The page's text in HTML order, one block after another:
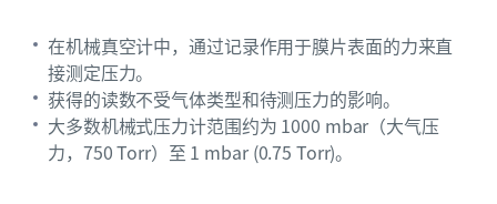
在机械真空计中，通过记录作用于膜片表面的力来直
接测定压力。
获得的读数不受气体类型和待测压力的影响。
大多数机械式压力计范围约为 1000 mbar（大气压
力，750 Torr）至 1 mbar (0.75 Torr)。